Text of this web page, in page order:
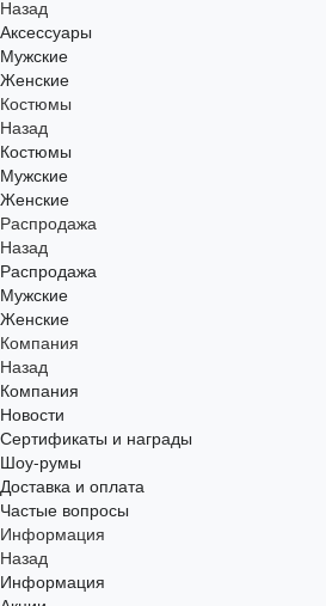
Назад
Аксессуары
Мужские
Женские
Костюмы
Назад
Костюмы
Мужские
Женские
Распродажа
Назад
Распродажа
Мужские
Женские
Компания
Назад
Компания
Новости
Сертификаты и награды
Шоу-румы
Доставка и оплата
Частые вопросы
Информация
Назад
Информация